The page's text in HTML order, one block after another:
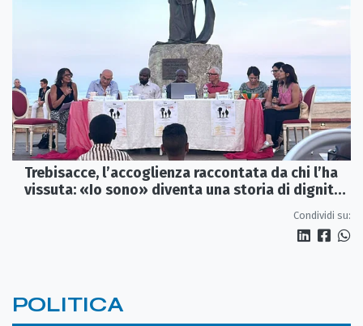
Trebisacce, l’accoglienza raccontata da chi l’ha
vissuta: «Io sono» diventa una storia di dignità
Condividi su:
POLITICA